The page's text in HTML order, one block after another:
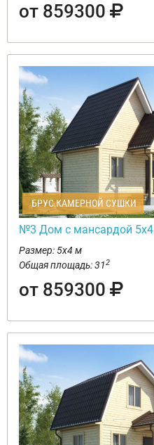
от 859300
БРУС КАМЕРНОЙ СУШКИ
№3 Дом с мансардой 5х4
Размер: 5х4 м
Общая площадь: 312
от 859300